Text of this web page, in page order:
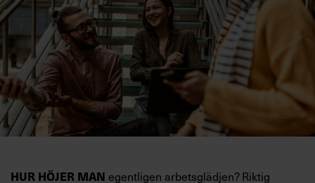
HUR HÖJER MAN egentligen arbetsglädjen? Riktig